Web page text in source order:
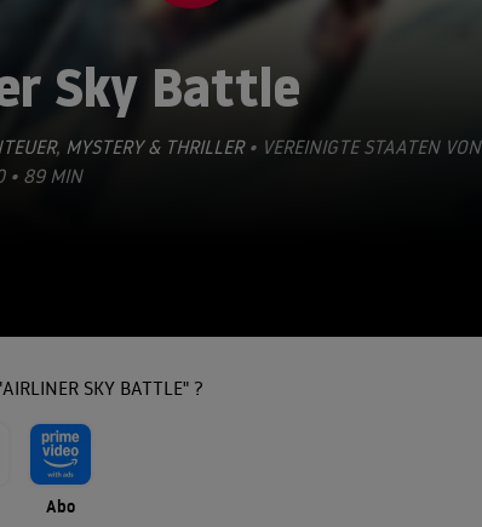
Sky Battle
, MYSTERY & THRILLER• VEREINIGTE STAATEN VON
• 89 MIN
SKY BATTLE" ?
Abo